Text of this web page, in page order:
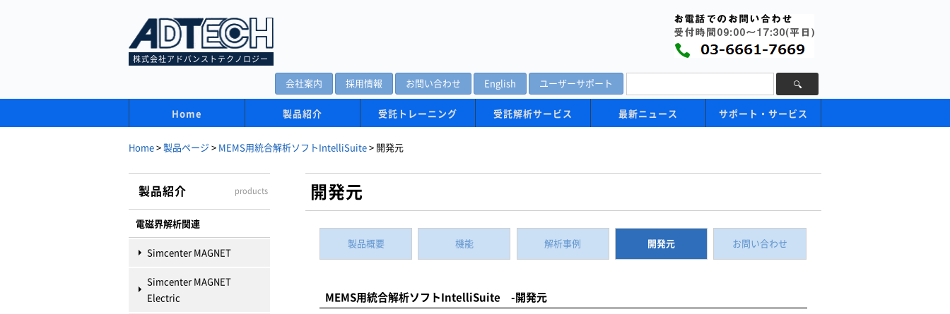
株式会社アドバンストテクノロジー
会社案内 採用情報 お問い合わせ English ユーザーサポート
Home 製品紹介 受託トレーニング 受託解析サービス 最新ニュース サポート・サービス
Home > 製品ページ > MEMS用統合解析ソフトIntelliSuite > 開発元
製品紹介 products
電磁界解析関連
Simcenter MAGNET
Simcenter MAGNET
Electric
開発元
製品概要 機能 解析事例 開発元 お問い合わせ
MEMS用統合解析ソフトIntelliSuite -開発元